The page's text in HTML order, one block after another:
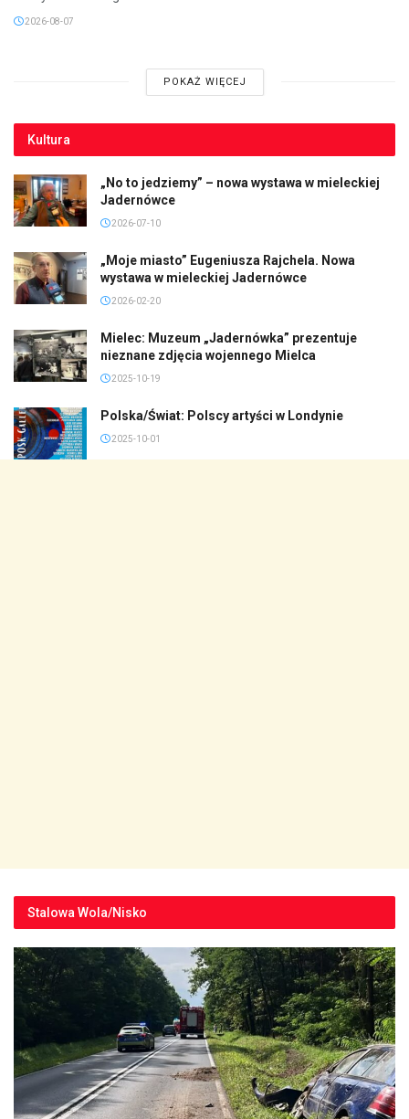
2026-08-07
POKAŻ WIĘCEJ
Kultura
„No to jedziemy” – nowa wystawa w mieleckiej
Jadernówce
2026-07-10
„Moje miasto” Eugeniusza Rajchela. Nowa
wystawa w mieleckiej Jadernówce
2026-02-20
Mielec: Muzeum „Jadernówka” prezentuje
nieznane zdjęcia wojennego Mielca
2025-10-19
Polska/Świat: Polscy artyści w Londynie
2025-10-01
Stalowa Wola/Nisko